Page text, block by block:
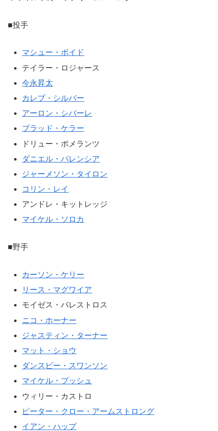
■投手
マシュー・ボイド
テイラー・ロジャース
今永昇太
カレブ・シルバー
アーロン・シバーレ
ブラッド・ケラー
ドリュー・ポメランツ
ダニエル・パレンシア
ジャーメソン・タイロン
コリン・レイ
アンドレ・キットレッジ
マイケル・ソロカ
■野手
カーソン・ケリー
リース・マグワイア
モイゼス・バレストロス
ニコ・ホーナー
ジャスティン・ターナー
マット・ショウ
ダンスビー・スワンソン
マイケル・ブッシュ
ウィリー・カストロ
ピーター・クロー・アームストロング
イアン・ハップ